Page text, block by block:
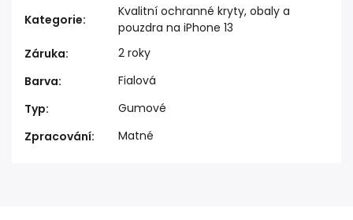
Kategorie:
Kvalitní ochranné kryty, obaly a
pouzdra na iPhone 13
Záruka:
2 roky
Barva:
Fialová
Typ:
Gumové
Zpracování: Matné